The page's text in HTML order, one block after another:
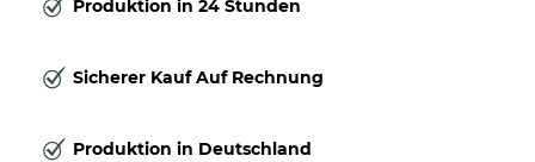
Produktion in 24 Stunden
Sicherer Kauf Auf Rechnung
Produktion in Deutschland